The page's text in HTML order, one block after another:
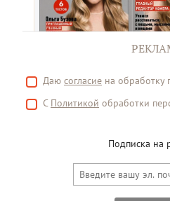
Даю согласие на обработку
С Политикой обработки
Подписка на